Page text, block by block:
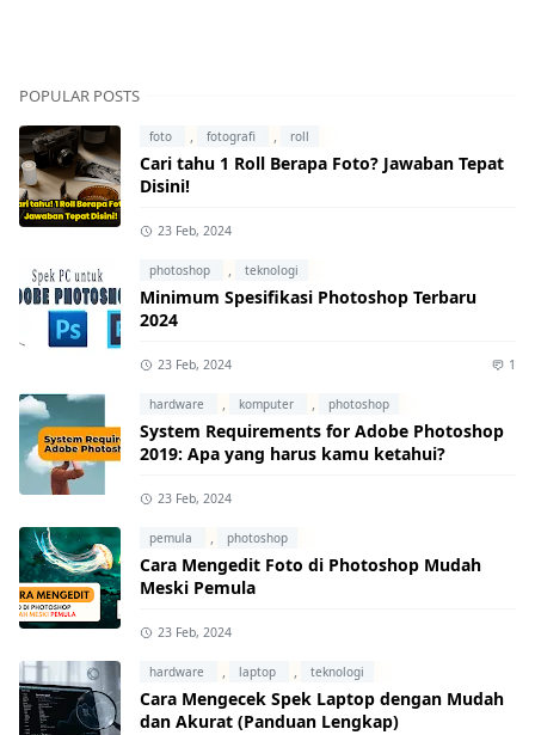
POPULAR POSTS
foto , fotografi , roll
Cari tahu 1 Roll Berapa Foto? Jawaban Tepat
Disini!
23 Feb, 2024
photoshop , teknologi
Minimum Spesifikasi Photoshop Terbaru
2024
23 Feb, 2024 1
hardware , komputer , photoshop
System Requirements for Adobe Photoshop
2019: Apa yang harus kamu ketahui?
23 Feb, 2024
pemula , photoshop
Cara Mengedit Foto di Photoshop Mudah
Meski Pemula
23 Feb, 2024
hardware , laptop , teknologi
Cara Mengecek Spek Laptop dengan Mudah
dan Akurat (Panduan Lengkap)